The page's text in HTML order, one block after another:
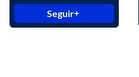
Seguir